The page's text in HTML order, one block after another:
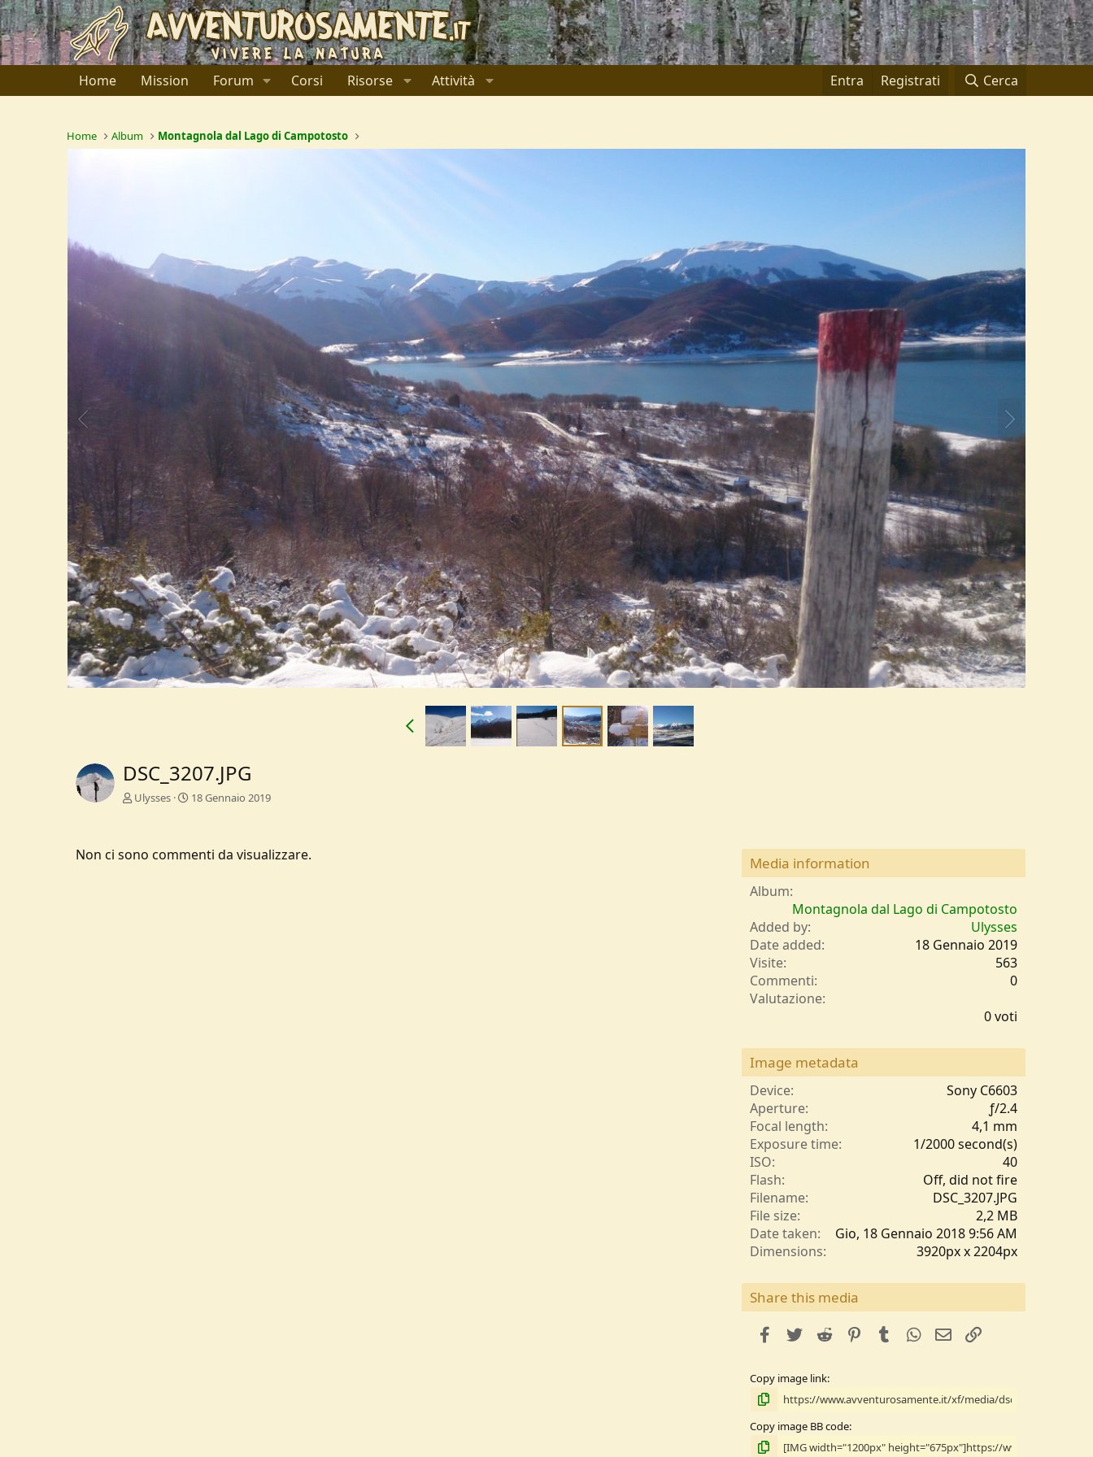
Home Mission Forum Corsi Risorse Attività Entra Registrati Cerca
Home Album Montagnola dal Lago di Campotosto
DSC_3207.JPG
Ulysses 18 Gennaio 2019
Non ci sono commenti da visualizzare. Media information
Album
Montagnola dal Lago di Campotosto
Added by
Ulysses
Date added
18 Gennaio 2019
Visite
563
Commenti
0
Valutazione
0
t
e
l
/
a
0 voti
Image metadata
Device
Sony C6603
Aperture
ƒ/2.4
Focal length
4,1 mm
Exposure time
1/2000 second(s)
ISO
40
Flash
Off, did not fire
Filename
DSC_3207.JPG
File size
2,2 MB
Date taken
Gio, 18 Gennaio 2018 9:56 AM
Dimensions
3920px x 2204px
Share this media
facebookTwitterReddit PinterestTumblrWhatsApp
e-mail
Copy image link
Copy image BB code